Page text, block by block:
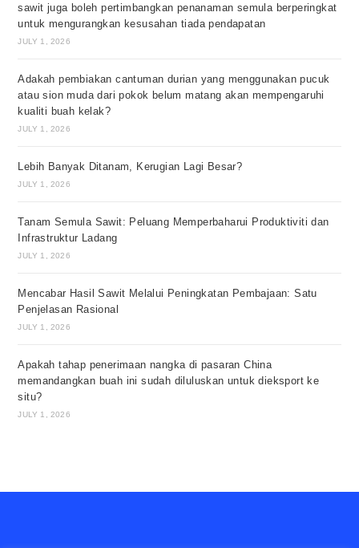
sawit juga boleh pertimbangkan penanaman semula berperingkat
untuk mengurangkan kesusahan tiada pendapatan
JULY 1, 2026
Adakah pembiakan cantuman durian yang menggunakan pucuk
atau sion muda dari pokok belum matang akan mempengaruhi
kualiti buah kelak?
JULY 1, 2026
Lebih Banyak Ditanam, Kerugian Lagi Besar?
JULY 1, 2026
Tanam Semula Sawit: Peluang Memperbaharui Produktiviti dan
Infrastruktur Ladang
JULY 1, 2026
Mencabar Hasil Sawit Melalui Peningkatan Pembajaan: Satu
Penjelasan Rasional
JULY 1, 2026
Apakah tahap penerimaan nangka di pasaran China
memandangkan buah ini sudah diluluskan untuk dieksport ke
situ?
JULY 1, 2026